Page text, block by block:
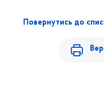
Повернутись до